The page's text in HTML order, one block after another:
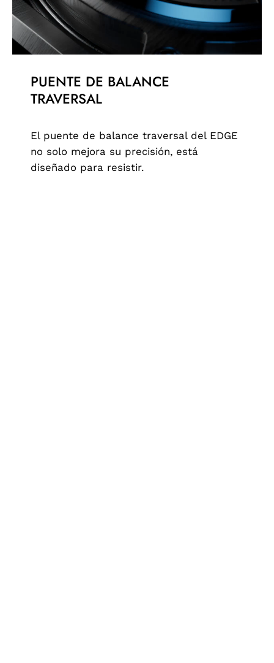
PUENTE DE BALANCE
TRAVERSAL
El puente de balance traversal del EDGE
no solo mejora su precisión, está
diseñado para resistir.